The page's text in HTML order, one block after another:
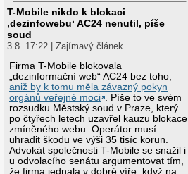
T-Mobile nikdo k blokaci
‚dezinfowebu‘ AC24 nenutil, píše
soud
3.8. 17:22 | Zajímavý článek
Firma T-Mobile blokovala
„dezinformační web“ AC24 bez toho,
aniž by k tomu měla závazný pokyn
orgánů veřejné moci . Píše to ve svém
rozsudku Městský soud v Praze, který
po čtyřech letech uzavřel kauzu blokace
zmíněného webu. Operátor musí
uhradit škodu ve výši 35 tisíc korun.
Advokát společnosti T-Mobile se snažil i
u odvolacího senátu argumentovat tím,
že firma jednala v dobré víře, když na